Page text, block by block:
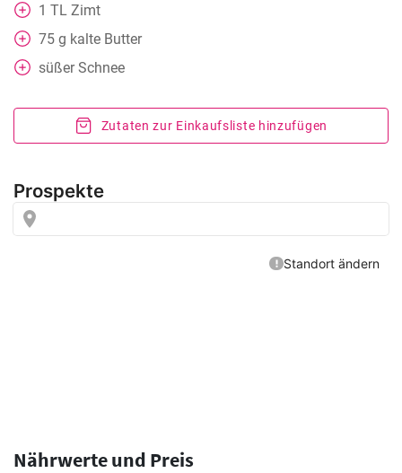
1 TL Zimt
75 g kalte Butter
süßer Schnee
Zutaten zur Einkaufsliste hinzufügen
Nährwerte und Preis